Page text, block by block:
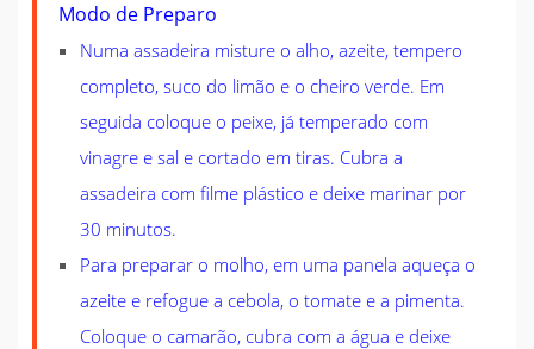
Modo de Preparo
Numa assadeira misture o alho, azeite, tempero
completo, suco do limão e o cheiro verde. Em
seguida coloque o peixe, já temperado com
vinagre e sal e cortado em tiras. Cubra a
assadeira com filme plástico e deixe marinar por
30 minutos.
Para preparar o molho, em uma panela aqueça o
azeite e refogue a cebola, o tomate e a pimenta.
Coloque o camarão, cubra com a água e deixe